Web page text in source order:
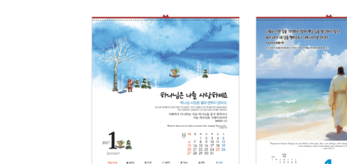
Add to
Wishlist